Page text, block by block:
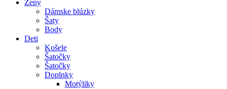
Ženy
Dámske blúzky
Šaty
Body
Deti
Košele
Šatočky
Šatočky
Doplnky
Motýliky